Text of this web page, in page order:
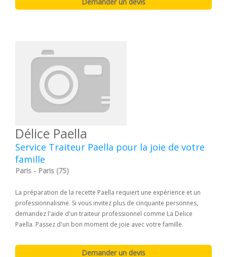
Délice Paella
Service Traiteur Paella pour la joie de votre
famille
Paris - Paris (75)
La préparation de la recette Paella requiert une expérience et un
professionnalisme. Si vous invitez plus de cinquante personnes,
demandez l'aide d'un traiteur professionnel comme La Delice
Paella. Passez d'un bon moment de joie avec votre famille.